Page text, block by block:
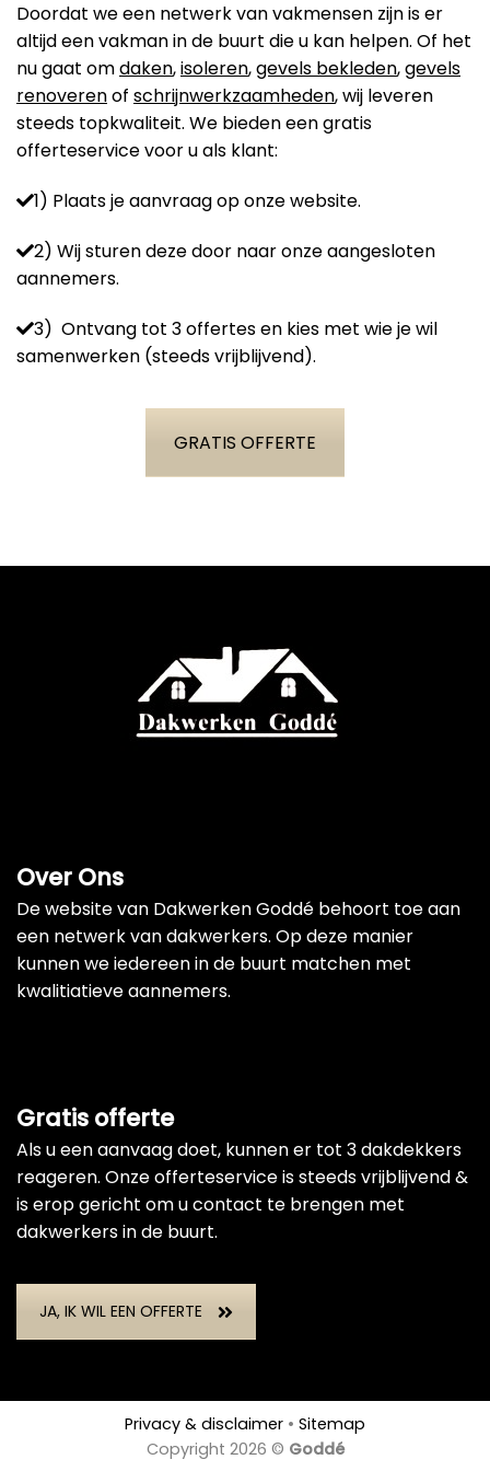
Doordat we een netwerk van vakmensen zijn is er
altijd een vakman in de buurt die u kan helpen. Of het
nu gaat omdaken,isoleren,gevels bekleden,gevels
renoverenof schrijnwerkzaamheden, wij leveren
steeds topkwaliteit. We bieden een gratis
offerteservice voor u als klant:
1) Plaats je aanvraag op onze website.
2) Wij sturen deze door naar onze aangesloten
aannemers.
3) Ontvang tot 3 offertes en kies met wie je wil
samenwerken (steeds vrijblijvend).
GRATIS OFFERTE
Over Ons
De website van Dakwerken Goddé behoort toe aan
een netwerk van dakwerkers. Op deze manier
kunnen we iedereen in de buurt matchen met
kwalitiatieve aannemers.
Gratis offerte
Als u een aanvaag doet, kunnen er tot 3 dakdekkers
reageren. Onze offerteservice is steeds vrijblijvend &
is erop gericht om u contact te brengen met
dakwerkers in de buurt.
JA, IK WIL EEN OFFERTE
Privacy & disclaimer • Sitemap
Copyright 2026 © Goddé